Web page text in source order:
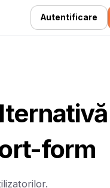
Autentificare
form